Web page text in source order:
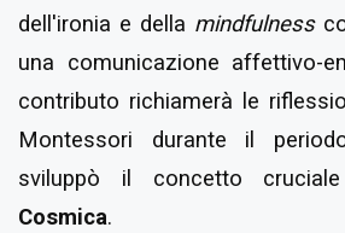
dell'ironia e della mindfulness
una comunicazione affettivo-
contributo richiamerà le
Montessori durante il
sviluppò il concetto
Cosmica.